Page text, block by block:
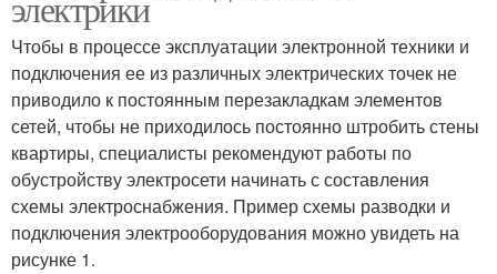
Чтобы в процессе эксплуатации электронной техники и
подключения ее из различных электрических точек не
приводило к постоянным перезакладкам элементов
сетей, чтобы не приходилось постоянно штробить стены
квартиры, специалисты рекомендуют работы по
обустройству электросети начинать с составления
схемы электроснабжения. Пример схемы разводки и
подключения электрооборудования можно увидеть на
рисунке 1.